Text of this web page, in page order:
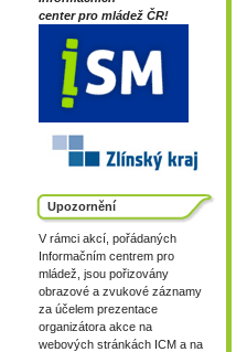
center pro mládež ČR!
Upozornění
V rámci akcí, pořádaných
Informačním centrem pro
mládež, jsou pořizovány
obrazové a zvukové záznamy
za účelem prezentace
organizátora akce na
webových stránkách ICM a na